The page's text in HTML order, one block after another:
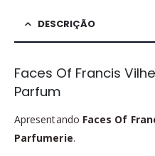
DESCRIÇÃO
Faces Of Francis
Parfum
Apresentando Faces Of
Parfumerie.